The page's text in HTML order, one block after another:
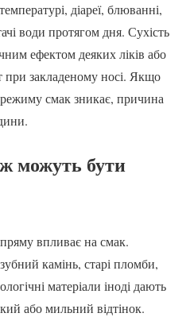
діареї, блюванні,
води протягом дня. Сухість
ефектом деяких ліків або
при закладеному носі. Якщо
смак зникає, причина
можуть бути
впливає на смак.
камінь, старі пломби,
матеріали іноді дають
або мильний відтінок.